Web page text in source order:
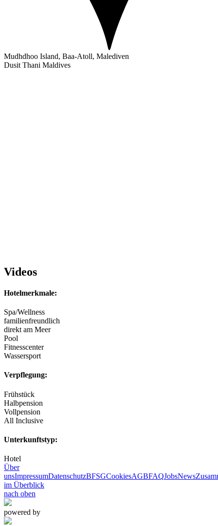
Mudhdhoo Island, Baa-Atoll, Malediven
Dusit Thani Maldives
Videos
Hotelmerkmale:
Spa/Wellness
familienfreundlich
direkt am Meer
Pool
Fitnesscenter
Wassersport
Verpflegung:
Frühstück
Halbpension
Vollpension
All Inclusive
Unterkunftstyp:
Hotel
Über
unsImpressumDatenschutzBFSGCookiesAGBFAQJobsNews
im Überblick
nach oben
powered by